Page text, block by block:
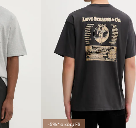
-5%* с код: FS